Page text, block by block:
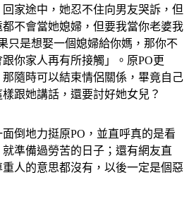
家途中，她忍不住向男友哭訴，但
不會當她媳婦，但要我當你老婆我
只是想娶一個媳婦給你媽，那你不
你家人再有所接觸」。原PO更
隨時可以結束情侶關係，畢竟自己
跟她講話，還要討好她女兒？
倒地力挺原PO，並直呼真的是看
準備過勞苦的日子；還有網友直
人的意思都沒有，以後一定是個惡